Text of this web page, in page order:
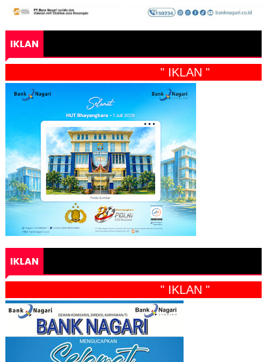
IKLAN
" IKLAN "
IKLAN
" IKLAN "